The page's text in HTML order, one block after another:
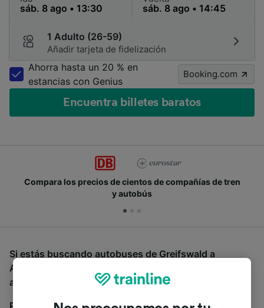
1 Adulto (26-59)
Añadir tarjeta de fidelización
Ahorra hasta un 20 % en
estancias con Genius
Booking.com
Encuentra billetes baratos
Compara los precios de cientos de compañías de tren
y autobús
Si estás buscando autobuses de Greifswald a
Aeropuerto Berlín-Schönefeld, estás en el sitio
adecuado.
Para encontrar billetes de autobús, simplemente haz